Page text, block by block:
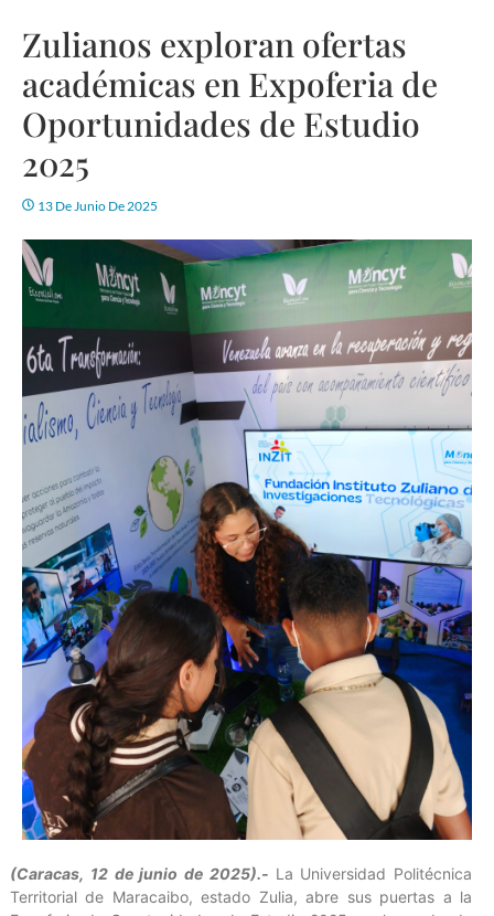
Zulianos exploran ofertas
académicas en Expoferia de
Oportunidades de Estudio
2025
13 De Junio De 2025
(Caracas, 12 de junio de 2025).- La Universidad Politécnica
Territorial de Maracaibo, estado Zulia, abre sus puertas a la